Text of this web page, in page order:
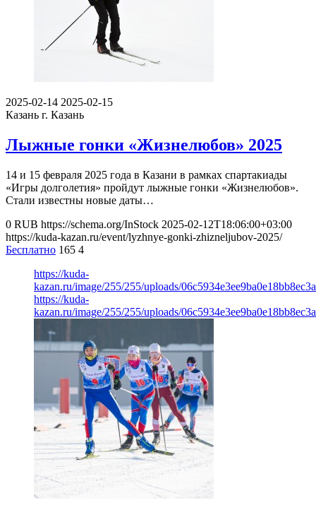
2025-02-14 2025-02-15
Казань г. Казань
Лыжные гонки «Жизнелюбов» 2025
14 и 15 февраля 2025 года в Казани в рамках спартакиады
«Игры долголетия» пройдут лыжные гонки «Жизнелюбов».
Стали известны новые даты…
0 RUB https://schema.org/InStock 2025-02-12T18:06:00+03:00
https://kuda-kazan.ru/event/lyzhnye-gonki-zhizneljubov-2025/
Бесплатно 165 4
https://kuda-
kazan.ru/image/255/255/uploads/
https://kuda-
kazan.ru/image/255/255/uploads/